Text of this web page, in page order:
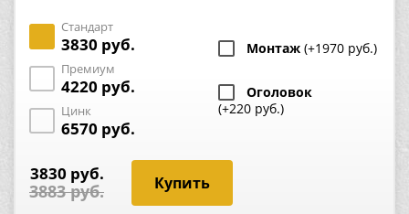
Стандарт
3830 руб.
Премиум
4220 руб.
Цинк
6570 руб.
Монтаж (+1970 руб.)
Оголовок
(+220 руб.)
3830 руб.
3883 руб.